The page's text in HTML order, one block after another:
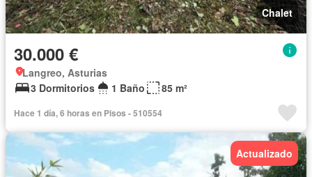
Chalet
30.000 €
Langreo, Asturias
3 Dormitorios
1 Baño 85 m²
Hace 1 día, 6 horas en Pisos - 510554
Actualizado